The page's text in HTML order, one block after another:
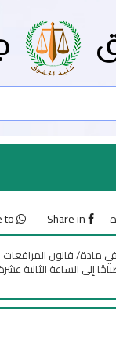
يعتذر الأستاذ الدكتور/ أسامة المليجي عن إلقاء محاضرة اليوم الثلاثاء
الحادية عشرة صباحًا إلى الساعة